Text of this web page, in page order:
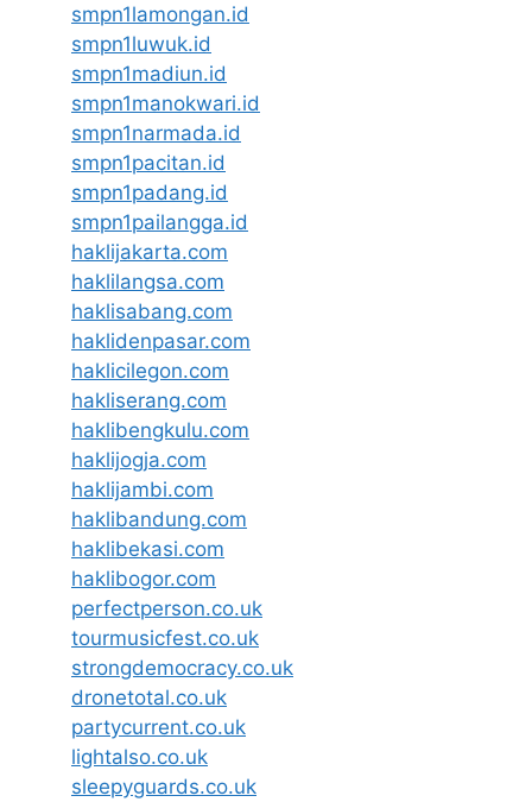
smpn1lamongan.id
smpn1luwuk.id
smpn1madiun.id
smpn1manokwari.id
smpn1narmada.id
smpn1pacitan.id
smpn1padang.id
smpn1pailangga.id
haklijakarta.com
haklilangsa.com
haklisabang.com
haklidenpasar.com
haklicilegon.com
hakliserang.com
haklibengkulu.com
haklijogja.com
haklijambi.com
haklibandung.com
haklibekasi.com
haklibogor.com
perfectperson.co.uk
tourmusicfest.co.uk
strongdemocracy.co.uk
dronetotal.co.uk
partycurrent.co.uk
lightalso.co.uk
sleepyguards.co.uk